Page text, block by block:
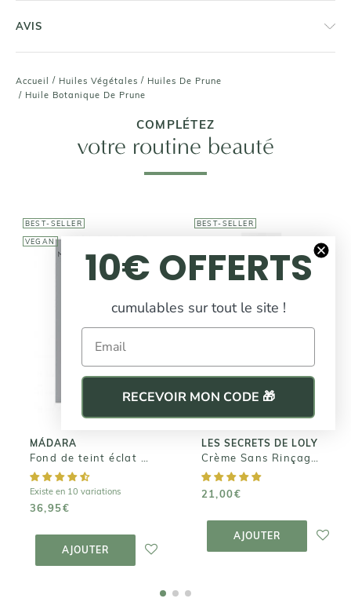
Accueil / Huiles Végétales / Huiles De Prune
/ Huile Botanique De Prune
AVIS
COMPLÉTEZ
votre routine beauté
BEST-SELLER
VEGAN
MÁDARA
Existe en 10 variations
36,95€
AJOUTER
Fond de teint
EQUAL
PANIER
BEST-SELLER
LES SECRETS DE LOLY
21,00€
AJOUTER
LES SECRETS DE
Nectar
21,00€
PANIER
10€ OFFERTS
cumulables sur tout le site !
Email
RECEVOIR MON CODE 🎁